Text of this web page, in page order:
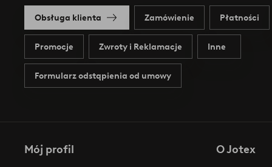
Obsługa klienta Zamówienie Płatności
Promocje Zwroty i Reklamacje Inne
Formularz odstąpienia od umowy
Mój profil O Jotex